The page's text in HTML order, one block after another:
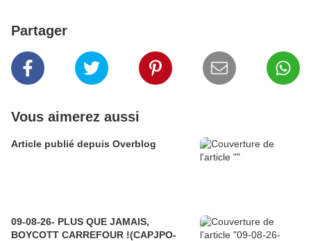
Partager
Vous aimerez aussi
Article publié depuis Overblog
09-08-26- PLUS QUE JAMAIS,
BOYCOTT CARREFOUR !(CAPJPO-